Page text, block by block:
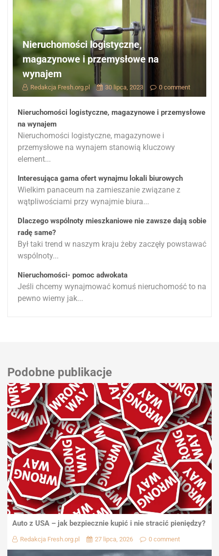
Nieruchomości logistyczne,
magazynowe i przemysłowe na
wynajem
Redakcja Fresh.org.pl 30 lipca, 2023 0 comment
Nieruchomości logistyczne, magazynowe i przemysłowe
na wynajem
Nieruchomości logistyczne, magazynowe i
przemysłowe na wynajem stanowią kluczowy
element...
Interesująca gama ofert wynajmu lokali biurowych
Wielkim panaceum na zamieszanie związane z
wątpliwościami przy wynajmie biura...
Dlaczego wspólnoty mieszkaniowe nie zawsze dają sobie
radę same?
Był taki trend w naszym kraju żeby zaczęły powstawać
wspólnoty...
Nieruchomości- pomoc adwokata
Jeśli chcemy wynajmować komuś nieruchomość to na
pewno wiemy jak...
Podobne publikacje
Auto z USA – jak bezpiecznie kupić i nie stracić pieniędzy?
Redakcja Fresh.org.pl 27 lipca, 2026 0 comment